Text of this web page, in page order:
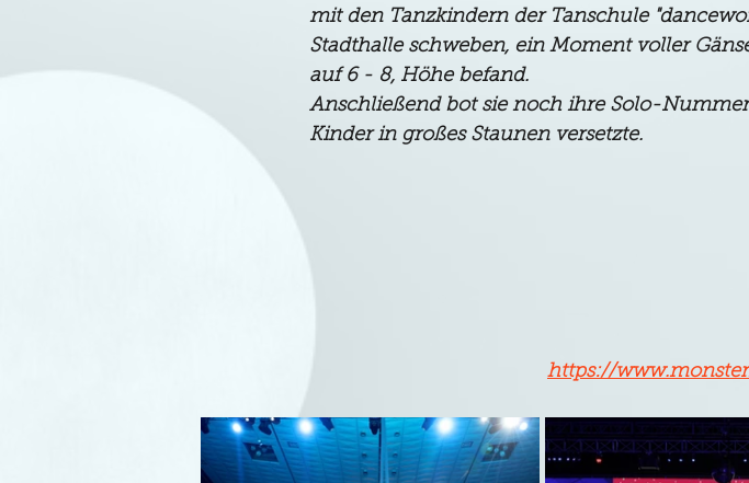
mit den Tanzkindern der Tanschule
Stadthalle schweben, ein Moment voller
auf 6 - 8, Höhe befand.
Anschließend bot sie noch ihre Solo-
Kinder in großes Staunen versetzte.
https://